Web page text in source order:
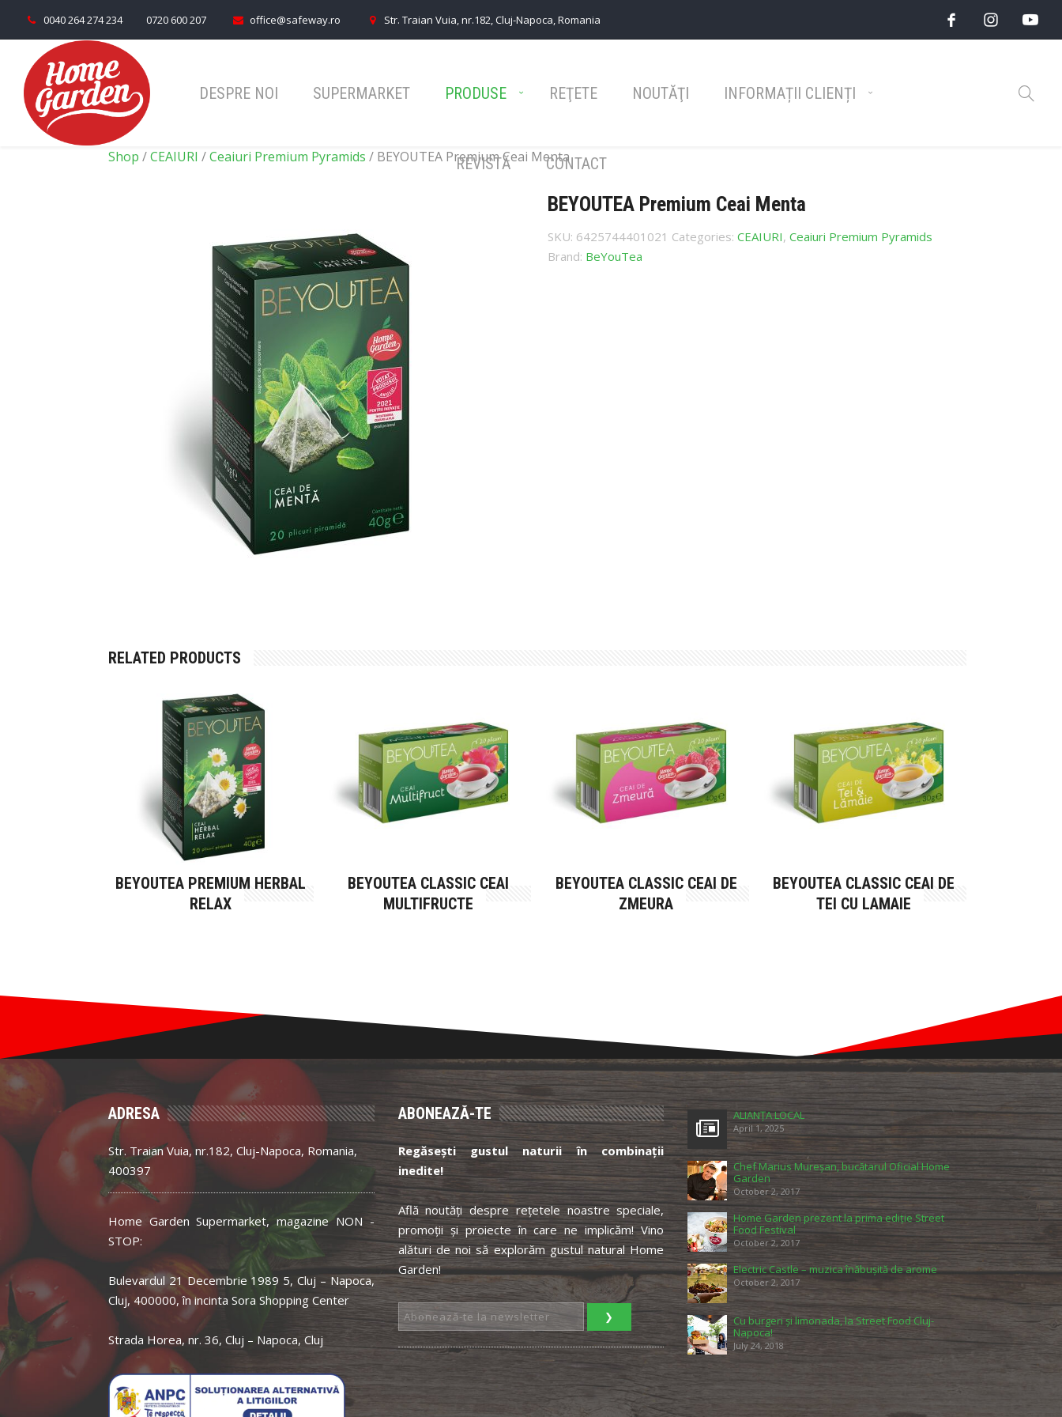
0040 264 274 234 0720 600 207 office@safeway.ro Str. Traian Vuia, nr.182, Cluj-Napoca, Romania
DESPRE NOI SUPERMARKET PRODUSE REŢETE NOUTĂŢI INFORMAȚII CLIENȚI
REVISTĂ CONTACT
Shop /CEAIURI /Ceaiuri Premium Pyramids / BEYOUTEA Premium Ceai Menta
BEYOUTEA Premium Ceai Menta
SKU: 6425744401021 Categories:CEAIURI,Ceaiuri Premium Pyramids
Brand: BeYouTea
RELATED PRODUCTS
BEYOUTEA PREMIUM HERBAL
RELAX
BEYOUTEA CLASSIC CEAI
MULTIFRUCTE
BEYOUTEA CLASSIC CEAI DE
ZMEURA
BEYOUTEA CLASSIC CEAI DE
TEI CU LAMAIE
ADRESA
Str. Traian Vuia, nr.182, Cluj-Napoca, Romania,
400397
Home Garden Supermarket, magazine NON -
STOP:
Bulevardul 21 Decembrie 1989 5, Cluj – Napoca,
Cluj, 400000, în incinta Sora Shopping Center
Strada Horea, nr. 36, Cluj – Napoca, Cluj
ABONEAZĂ-TE
Regăsești gustul naturii în combinații
inedite!
Află noutăți despre rețetele noastre speciale,
promoții și proiecte în care ne implicăm! Vino
alături de noi să explorăm gustul natural Home
Garden!
ALIANȚA LOCAL
April 1, 2025
Chef Marius Mureșan, bucătarul Oficial Home
Garden
October 2, 2017
Home Garden prezent la prima ediție Street
Food Festival
October 2, 2017
Electric Castle – muzica înăbușită de arome
October 2, 2017
Cu burgeri și limonada, la Street Food Cluj-
Napoca!
July 24, 2018